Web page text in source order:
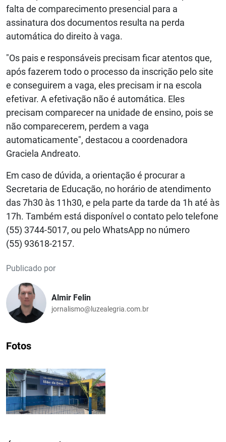
falta de comparecimento presencial para a
assinatura dos documentos resulta na perda
automática do direito à vaga.
"Os pais e responsáveis precisam ficar atentos que,
após fazerem todo o processo da inscrição pelo site
e conseguirem a vaga, eles precisam ir na escola
efetivar. A efetivação não é automática. Eles
precisam comparecer na unidade de ensino, pois se
não comparecerem, perdem a vaga
automaticamente", destacou a coordenadora
Graciela Andreato.
Em caso de dúvida, a orientação é procurar a
Secretaria de Educação, no horário de atendimento
das 7h30 às 11h30, e pela parte da tarde da 1h até às
17h. Também está disponível o contato pelo telefone
(55) 3744-5017, ou pelo WhatsApp no número
(55) 93618-2157.
Publicado por
Almir Felin
jornalismo@luzealegria.com.br
Fotos